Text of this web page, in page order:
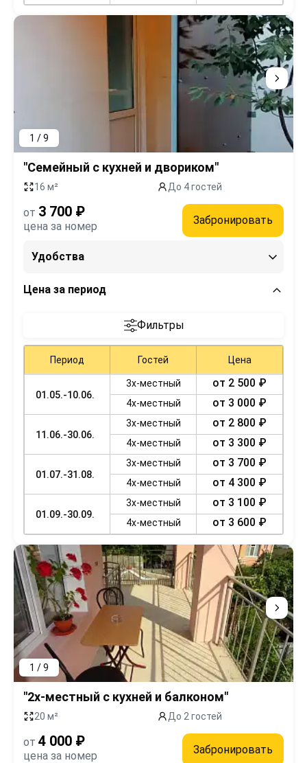
1 / 9
"Семейный с кухней и двориком"
16 м² До 4 гостей
от 3 700 ₽
цена за номер Забронировать
Удобства
Цена за период
Фильтры
Период Гостей Цена
01.05.-10.06.
3х-местный от 2 500 ₽
4х-местный от 3 000 ₽
11.06.-30.06.
3х-местный от 2 800 ₽
4х-местный от 3 300 ₽
01.07.-31.08.
3х-местный от 3 700 ₽
4х-местный от 4 300 ₽
01.09.-30.09.
3х-местный от 3 100 ₽
4х-местный от 3 600 ₽
1 / 9
"2х-местный с кухней и балконом"
20 м² До 2 гостей
от 4 000 ₽
цена за номер Забронировать